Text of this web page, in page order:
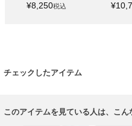
¥8,250税込 ¥
チェックしたアイテム
このアイテムを見ている人は、こ